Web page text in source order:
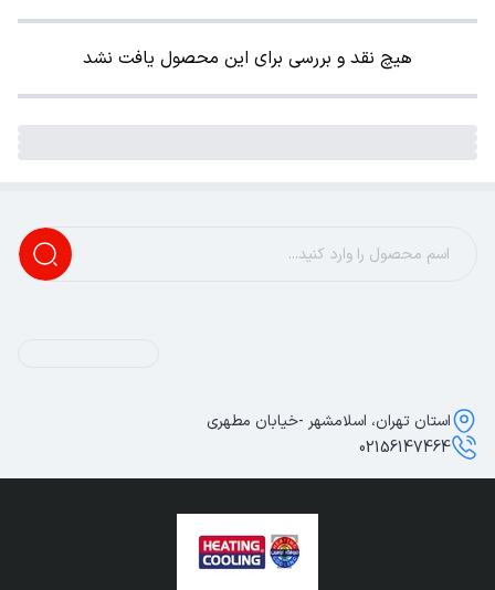
هیچ نقد و بررسی برای این محصول یافت نشد
استان تهران، اسلامشهر -خیابان مطهری
02156147464